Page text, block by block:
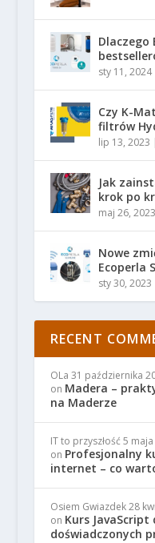
Dlaczego
sty 11, 2024
Czy K-
filtrów
lip 13, 2023
Jak
krok po
maj 26, 2023
Nowe
Ecoperla
sty 30, 2023
RECENT
OLa 31 października
on Madera –
na Maderze
IT to przyszłość 5
on Profesjonalny
internet – co
Osiem Gwiazdek 28
on Kurs
doświadczonych